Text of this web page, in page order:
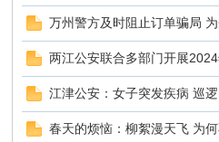
万州警方及时阻止订单骗局
两江公安联合多部门开展
江津公安：女子突发疾病 巡
春天的烦恼：柳絮漫天飞 为